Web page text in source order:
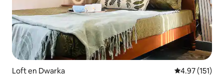
Loft en Dwarka Calificación
4.97 (151)